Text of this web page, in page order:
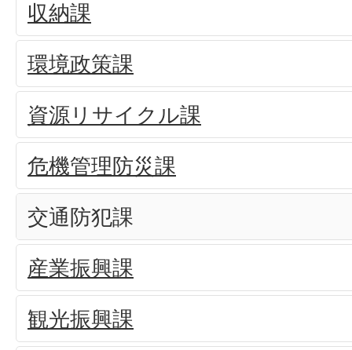
収納課
環境政策課
資源リサイクル課
危機管理防災課
交通防犯課
産業振興課
観光振興課